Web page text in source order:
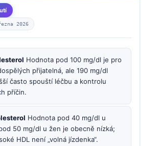
2026
Hodnota pod 100 mg/dl je pro
přijatelná, ale 190 mg/dl
často spouští léčbu a kontrolu
příčin.
Hodnota pod 40 mg/dl u
50 mg/dl u žen je obecně nízká;
HDL není „volná jízdenka“.